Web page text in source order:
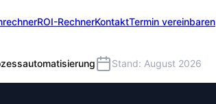
ROI-RechnerKontaktTermin vereinbaren
Stand: August 2026